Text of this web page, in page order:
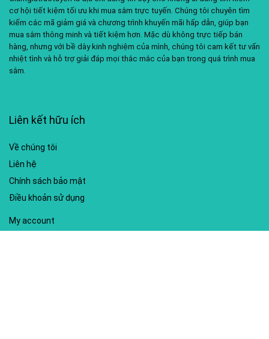
cơ hội tiết kiệm tối ưu khi mua sắm trực tuyến. Chúng tôi chuyên tìm
kiếm các mã giảm giá và chương trình khuyến mãi hấp dẫn, giúp bạn
mua sắm thông minh và tiết kiệm hơn. Mặc dù không trực tiếp bán
hàng, nhưng với bề dày kinh nghiệm của mình, chúng tôi cam kết tư vấn
nhiệt tình và hỗ trợ giải đáp mọi thắc mắc của bạn trong quá trình mua
sắm.
Liên kết hữu ích
Về chúng tôi
Liên hệ
Chính sách bảo mật
Điều khoản sử dụng
My account